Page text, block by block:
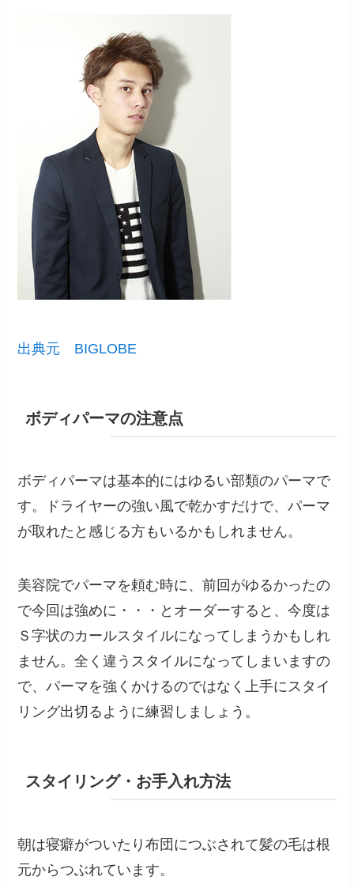
出典元 BIGLOBE
ボディパーマの注意点
ボディパーマは基本的にはゆるい部類のパーマで
す。ドライヤーの強い風で乾かすだけで、パーマ
が取れたと感じる方もいるかもしれません。
美容院でパーマを頼む時に、前回がゆるかったの
で今回は強めに・・・とオーダーすると、今度は
Ｓ字状のカールスタイルになってしまうかもしれ
ません。全く違うスタイルになってしまいますの
で、パーマを強くかけるのではなく上手にスタイ
リング出切るように練習しましょう。
スタイリング・お手入れ方法
朝は寝癖がついたり布団につぶされて髪の毛は根
元からつぶれています。